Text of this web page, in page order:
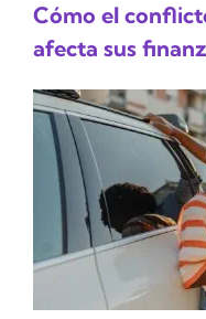
Cómo el
afecta sus